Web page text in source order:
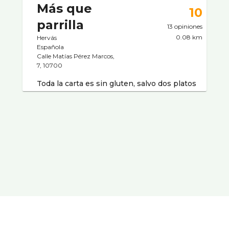
Más que
parrilla
Hervás
Española
Calle Matías Pérez Marcos,
7, 10700
10
13 opiniones
0.08 km
Toda la carta es sin gluten, salvo dos platos